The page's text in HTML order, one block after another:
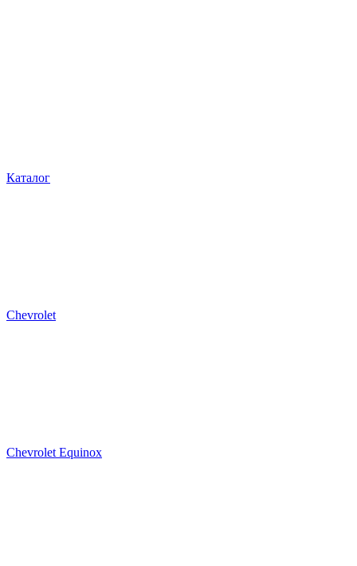
Каталог
Chevrolet
Chevrolet Equinox